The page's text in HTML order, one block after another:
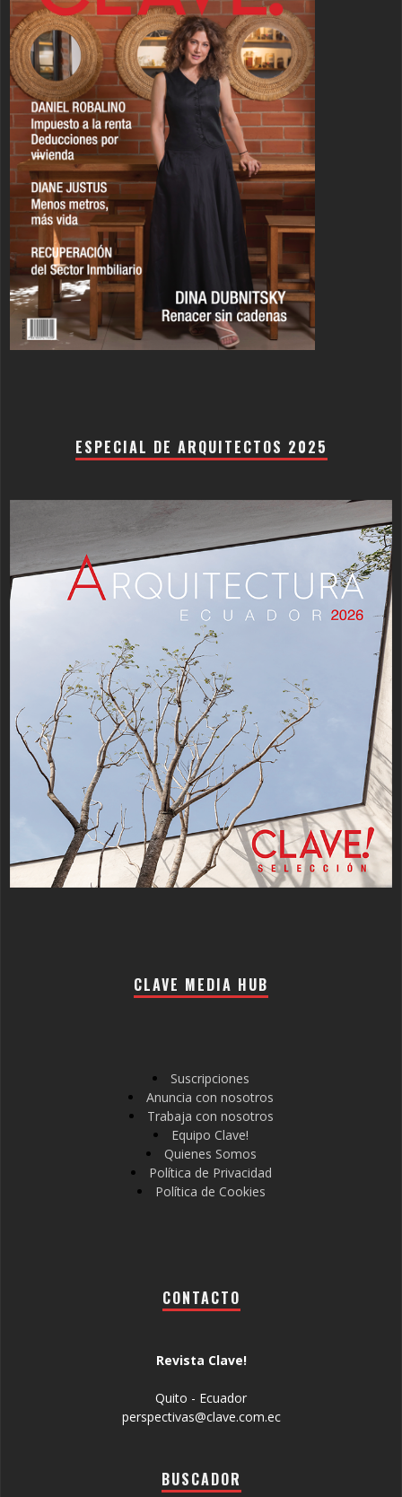
ESPECIAL DE ARQUITECTOS 2025
CLAVE MEDIA HUB
Suscripciones
Anuncia con nosotros
Trabaja con nosotros
Equipo Clave!
Quienes Somos
Política de Privacidad
Política de Cookies
CONTACTO
Revista Clave!
Quito - Ecuador
perspectivas@clave.com.ec
BUSCADOR